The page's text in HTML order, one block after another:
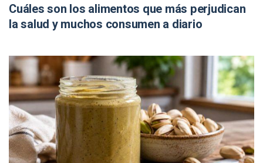
Cuáles son los alimentos que más perjudican
la salud y muchos consumen a diario